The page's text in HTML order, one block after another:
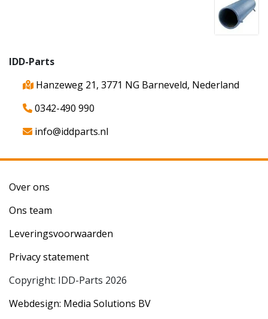
IDD-Parts
Hanzeweg 21, 3771 NG Barneveld, Nederland
0342-490 990
info@iddparts.nl
Over ons
Ons team
Leveringsvoorwaarden
Privacy statement
Copyright: IDD-Parts 2026
Webdesign: Media Solutions BV